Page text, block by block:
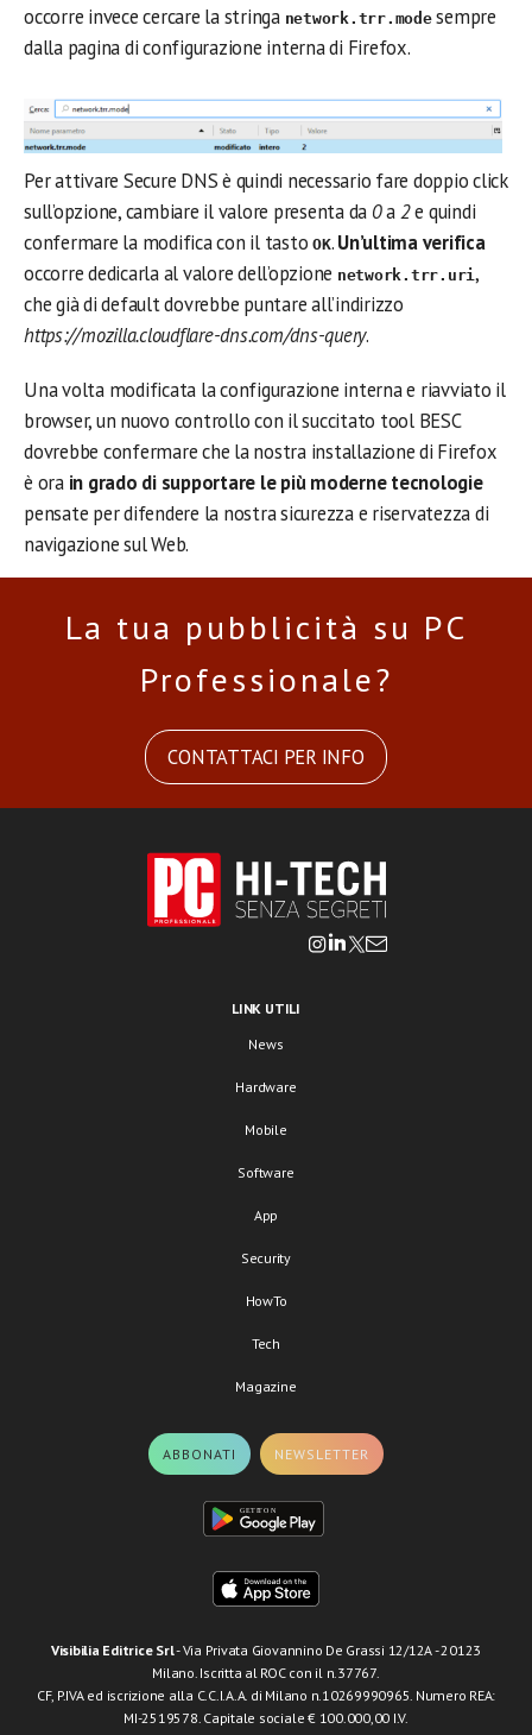
occorre invece cercare la stringa network.trr.modesempre
dalla pagina di configurazione interna di Firefox.
Per attivare Secure DNS è quindi necessario fare doppio click
sull’opzione, cambiare il valore presenta da 0a2e quindi
confermare la modifica con il tastoOK.Un’ultima verifica
occorre dedicarla al valore dell’opzione network.trr.uri,
che già di default dovrebbe puntare all’indirizzo
https://mozilla.cloudflare-dns.com/dns-query.
Una volta modificata la configurazione interna e riavviato il
browser, un nuovo controllo con il succitato tool BESC
dovrebbe confermare che la nostra installazione di Firefox
è ora in grado di supportare le più moderne tecnologie
pensate per difendere la nostra sicurezza e riservatezza di
navigazione sul Web.
La tua pubblicità su PC
Professionale?
CONTATTACI PER INFO
LINK UTILI
News
Hardware
Mobile
Software
App
Security
HowTo
Tech
Magazine
ABBONATI NEWSLETTER
Visibilia Editrice Srl- Via Privata Giovannino De Grassi 12/12A - 20123
Milano. Iscritta al ROC con il n.37767.
CF, P.IVA ed iscrizione alla C.C.I.A.A. di Milano n.10269990965. Numero REA:
MI-2519578. Capitale sociale € 100.000,00 I.V.